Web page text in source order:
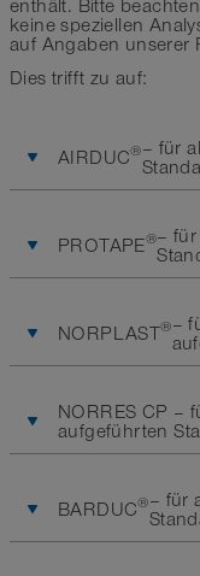
enthält. Bitte
keine speziellen
auf Angaben unserer
Dies trifft zu auf:
AIRDUC®– für
PROTAPE®–
NORPLAST®–
NORRES CP –
aufgeführten
BARDUC®– für